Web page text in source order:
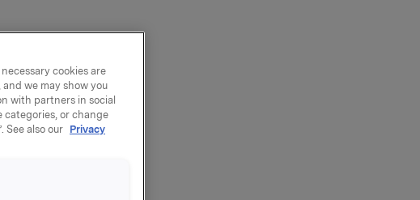
cookies are
we may show you
with partners in social
categories, or change
See also our
Privacy